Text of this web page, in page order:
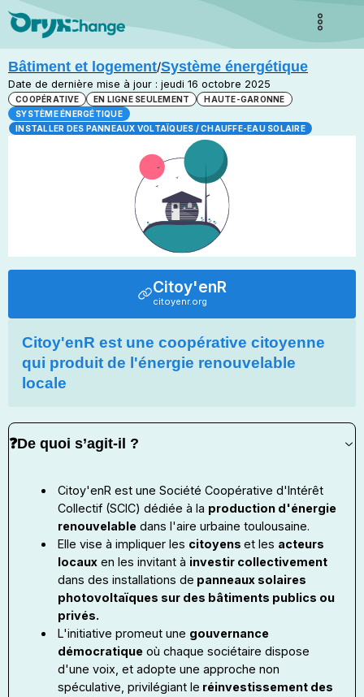
Bâtiment et logement/Système énergétique
Date de dernière mise à jour : jeudi 16 octobre 2025
COOPÉRATIVE EN LIGNE SEULEMENT
HAUTE-GARONNE
SYSTÈME ÉNERGÉTIQUE
INSTALLER DES PANNEAUX VOLTAÏQUES / CHAUFFE-EAU SOLAIRE
Citoy'enR
citoyenr.org
Citoy'enR est une coopérative citoyenne
qui produit de l'énergie renouvelable
locale
❓De quoi s’agit-il ?
Citoy'enR est une Société Coopérative d'Intérêt
Collectif (SCIC) dédiée à la production d'énergie
renouvelable dans l'aire urbaine toulousaine.
Elle vise à impliquer les citoyenset les acteurs
locaux en les invitant à investir collectivement
dans des installations de panneaux solaires
photovoltaïques sur des bâtiments publics ou
privés.
L'initiative promeut une gouvernance
démocratique où chaque sociétaire dispose
d'une voix, et adopte une approche non
spéculative, privilégiant le réinvestissement des